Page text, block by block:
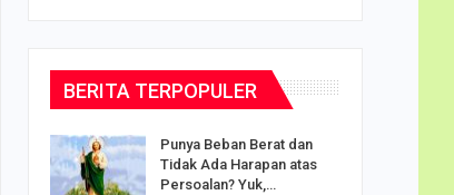
BERITA TERPOPULER
Punya Beban Berat dan
Tidak Ada Harapan atas
Persoalan? Yuk,…